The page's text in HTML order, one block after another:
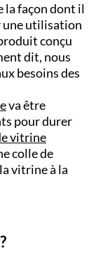
la façon dont il
une utilisation
conçu
dit, nous
besoins des
va être
pour durer
vitrine
colle de
vitrine à la